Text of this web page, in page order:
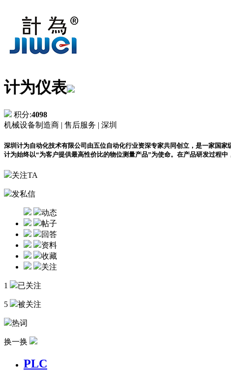
计为仪表
积分:4098
机械设备制造商 | 售后服务 | 深圳
深圳计为自动化技术有限公司由五位自动化行业资深专家共同创立，是一家国
计为始终以“为客户提供最高性价比的物位测量产品”为使命。在产品研发过程
关注TA
发私信
动态
帖子
回答
资料
收藏
关注
1 已关注
5 被关注
热词
换一换
PLC